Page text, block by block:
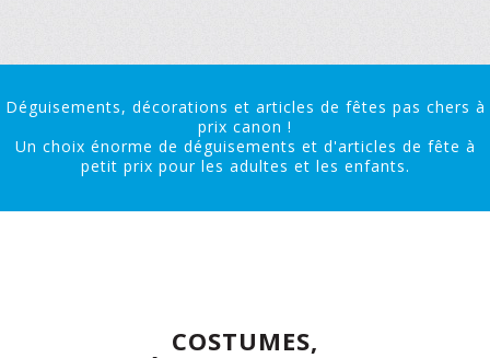
Déguisements, décorations et articles de fêtes pas chers à
prix canon !
Un choix énorme de déguisements et d'articles de fête à
petit prix pour les adultes et les enfants.
COSTUMES,